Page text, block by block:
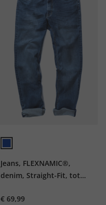
Jeans, FLEXNAMIC®,
denim, Straight-Fit, tot
€ 69,99